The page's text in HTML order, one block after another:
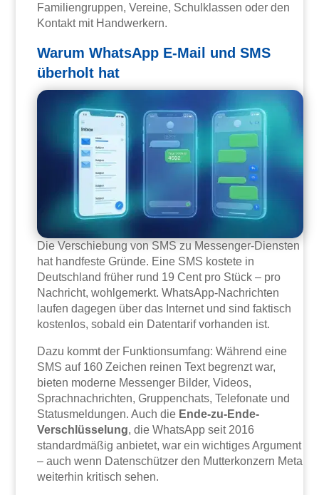
Familiengruppen, Vereine, Schulklassen oder den
Kontakt mit Handwerkern.
Warum WhatsApp E-Mail und SMS
überholt hat
Die Verschiebung von SMS zu Messenger-Diensten
hat handfeste Gründe. Eine SMS kostete in
Deutschland früher rund 19 Cent pro Stück – pro
Nachricht, wohlgemerkt. WhatsApp-Nachrichten
laufen dagegen über das Internet und sind faktisch
kostenlos, sobald ein Datentarif vorhanden ist.
Dazu kommt der Funktionsumfang: Während eine
SMS auf 160 Zeichen reinen Text begrenzt war,
bieten moderne Messenger Bilder, Videos,
Sprachnachrichten, Gruppenchats, Telefonate und
Statusmeldungen. Auch die Ende-zu-Ende-
Verschlüsselung, die WhatsApp seit 2016
standardmäßig anbietet, war ein wichtiges Argument
– auch wenn Datenschützer den Mutterkonzern Meta
weiterhin kritisch sehen.